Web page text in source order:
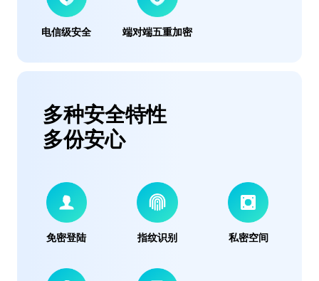
电信级安全 端对端五重加密
多种安全特性
多份安心
免密登陆 指纹识别 私密空间